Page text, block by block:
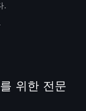
.
위한 전문